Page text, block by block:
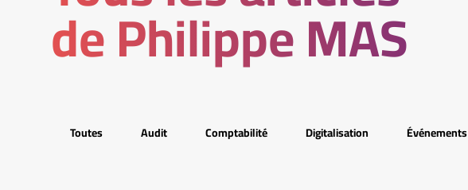
de Philippe MAS
Toutes Audit Comptabilité Digitalisation Événements